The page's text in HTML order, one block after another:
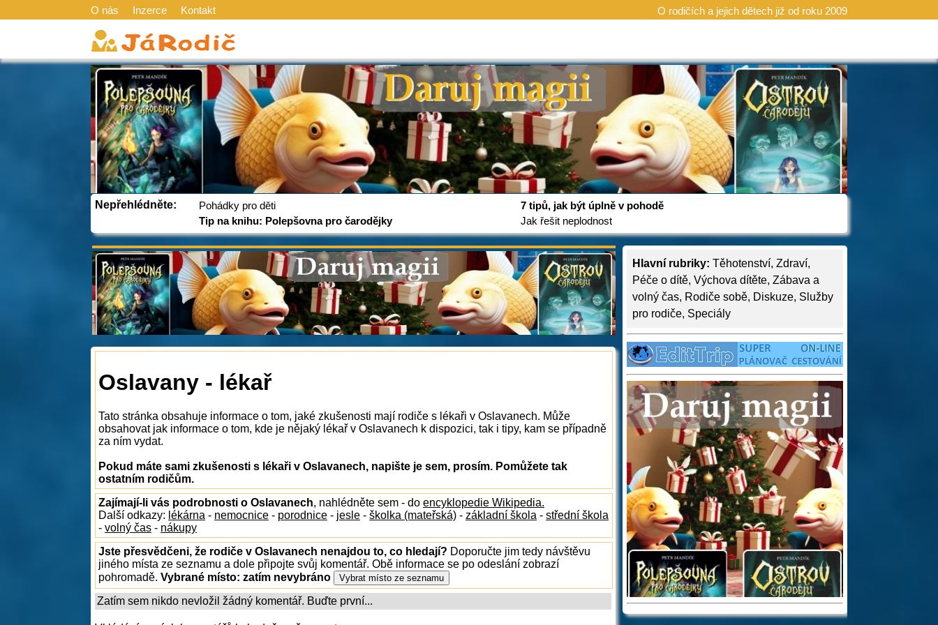
O nás Inzerce Kontakt O rodičích a jejich dětech již od roku 2009
Nepřehlédněte:
Pohádky pro děti
Tip na knihu: Polepšovna pro čarodějky
7 tipů, jak být úplně v pohodě
Jak řešit neplodnost
Hlavní rubriky: Těhotenství, Zdraví,
Péče o dítě, Výchova dítěte, Zábava a
volný čas, Rodiče sobě, Diskuze, Služby
pro rodiče, Speciály
Oslavany - lékař
Tato stránka obsahuje informace o tom, jaké zkušenosti mají rodiče s lékaři v Oslavanech. Může
obsahovat jak informace o tom, kde je nějaký lékař v Oslavanech k dispozici, tak i tipy, kam se případně
za ním vydat.
Pokud máte sami zkušenosti s lékaři v Oslavanech, napište je sem, prosím. Pomůžete tak
ostatním rodičům.
Zajímají-li vás podrobnosti o Oslavanech, nahlédněte sem - do encyklopedie Wikipedia.
Další odkazy: lékárna - nemocnice - porodnice - jesle - školka (mateřská) - základní škola - střední škola
- volný čas - nákupy
Jste přesvědčeni, že rodiče v Oslavanech nenajdou to, co hledají? Doporučte jim tedy návštěvu
jiného místa ze seznamu a dole připojte svůj komentář. Obě informace se po odeslání zobrazí
pohromadě. Vybrané místo: zatím nevybráno
Zatím sem nikdo nevložil žádný komentář. Buďte první...